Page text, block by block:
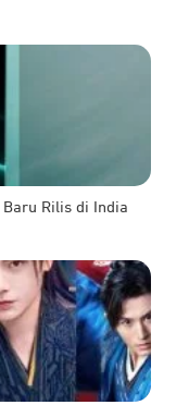
Baru Rilis di India